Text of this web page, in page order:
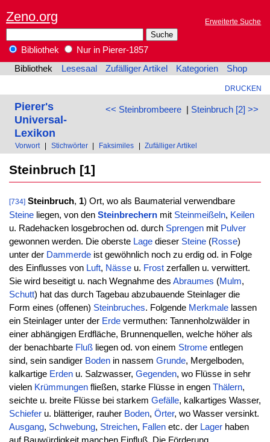
Zeno.org Erweiterte Suche
Bibliothek
Nur in Pierer-1857
Bibliothek
Lesesaal Zufälliger Artikel Kategorien Shop
DRUCKEN
<< Steinbrombeere| Steinbruch [2] >>
Pierer's
Universal-
Lexikon
Vorwort Stichwörter Faksimiles Zufälliger Artikel
Steinbruch [1]
[734] Steinbruch, 1) Ort, wo als Baumaterial verwendbare
Steineliegen, von den Steinbrechernmit Steinmeißeln, Keilen
u. Radehacken losgebrochen od. durch Sprengenmit Pulver
gewonnen werden. Die oberste Lagedieser Steine(Rosse)
unter der Dammerdeist gewöhnlich noch zu erdig od. in Folge
des Einflusses von Luft, Nässeu. Frostzerfallen u. verwittert.
Sie wird beseitigt u. nach Wegnahme des Abraumes (Mulm,
Schutt) hat das durch Tagebau abzubauende Steinlager die
Form eines (offenen) Steinbruches. Folgende Merkmalelassen
ein Steinlager unter der Erdevermuthen: Tannenholzwälder in
einer abhängigen Erdfläche, Brunnenquellen, welche höher als
der benachbarte Flußliegen od. von einem Stromeentlegen
sind, sein sandiger Bodenin nassem Grunde, Mergelboden,
kalkartige Erdenu. Salzwasser, Gegenden, wo Flüsse in sehr
vielen Krümmungenfließen, starke Flüsse in engen Thälern,
seichte u. breite Flüsse bei starkem Gefälle, kalkartiges Wasser,
Schieferu. blätteriger, rauher Boden, Örter, wo Wasser versinkt.
Ausgang, Schwebung, Streichen, Fallenetc. der Lagerhaben